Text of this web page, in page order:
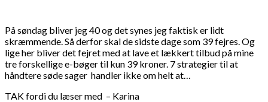
På søndag bliver jeg 40 og det synes jeg faktisk er lidt
skræmmende. Så derfor skal de sidste dage som 39 fejres. Og
lige her bliver det fejret med at lave et lækkert tilbud på mine
tre forskellige e-bøger til kun 39 kroner. 7 strategier til at
håndtere søde sager handler ikke om helt at…
TAK fordi du læser med – Karina